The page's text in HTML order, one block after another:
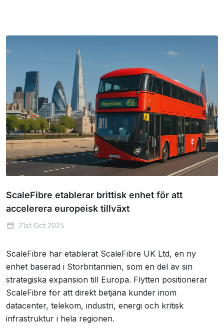
ScaleFibre etablerar brittisk enhet för att
accelerera europeisk tillväxt
21st Oct 2025
ScaleFibre har etablerat ScaleFibre UK Ltd, en ny
enhet baserad i Storbritannien, som en del av sin
strategiska expansion till Europa. Flytten positionerar
ScaleFibre för att direkt betjäna kunder inom
datacenter, telekom, industri, energi och kritisk
infrastruktur i hela regionen.